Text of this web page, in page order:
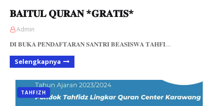
𝐁𝐀𝐈𝐓𝐔𝐋 𝐐𝐔𝐑𝐀𝐍 *𝐆𝐑𝐀𝐓𝐈𝐒*
Admin
𝐃𝐈 𝐁𝐔𝐊𝐀 𝐏𝐄𝐍𝐃𝐀𝐅𝐓𝐀𝐑𝐀𝐍 𝐒𝐀𝐍𝐓𝐑𝐈 𝐁𝐄𝐀𝐒𝐈𝐒𝐖𝐀 𝐓𝐀𝐇𝐅𝐈…
Selengkapnya
TAHFIZH